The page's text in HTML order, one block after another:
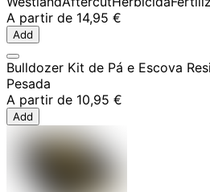
A partir de 14,95 €
Add
Bulldozer Kit de Pá e Escova
Pesada
A partir de 10,95 €
Add